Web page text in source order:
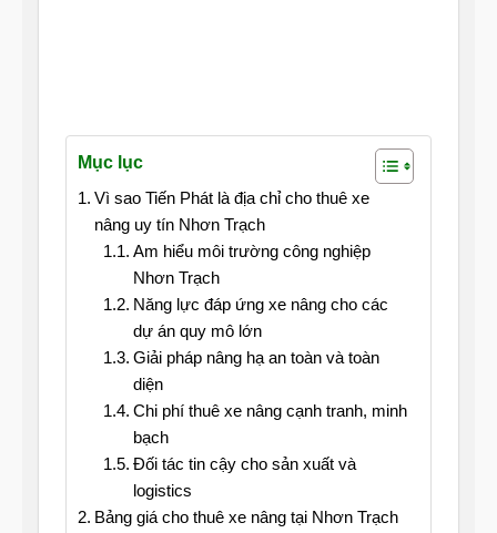
Mục lục
Vì sao Tiến Phát là địa chỉ cho thuê xe
nâng uy tín Nhơn Trạch
Am hiểu môi trường công nghiệp
Nhơn Trạch
Năng lực đáp ứng xe nâng cho các
dự án quy mô lớn
Giải pháp nâng hạ an toàn và toàn
diện
Chi phí thuê xe nâng cạnh tranh, minh
bạch
Đối tác tin cậy cho sản xuất và
logistics
Bảng giá cho thuê xe nâng tại Nhơn Trạch